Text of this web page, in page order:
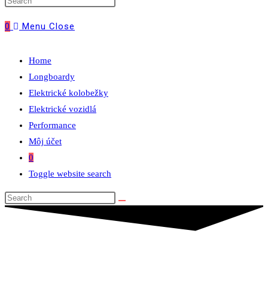
0 Menu Close
Home
Longboardy
Elektrické kolobežky
Elektrické vozidlá
Performance
Môj účet
0
Toggle website search